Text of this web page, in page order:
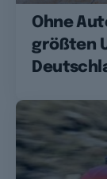
Ohne
größten